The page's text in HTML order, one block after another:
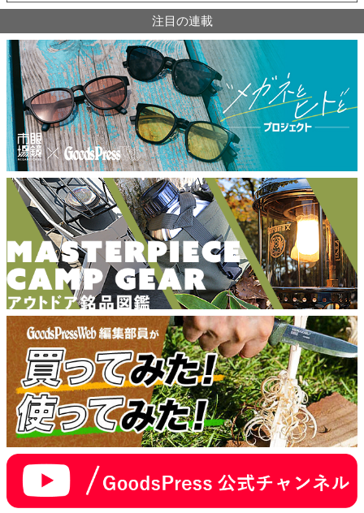
注目の連載